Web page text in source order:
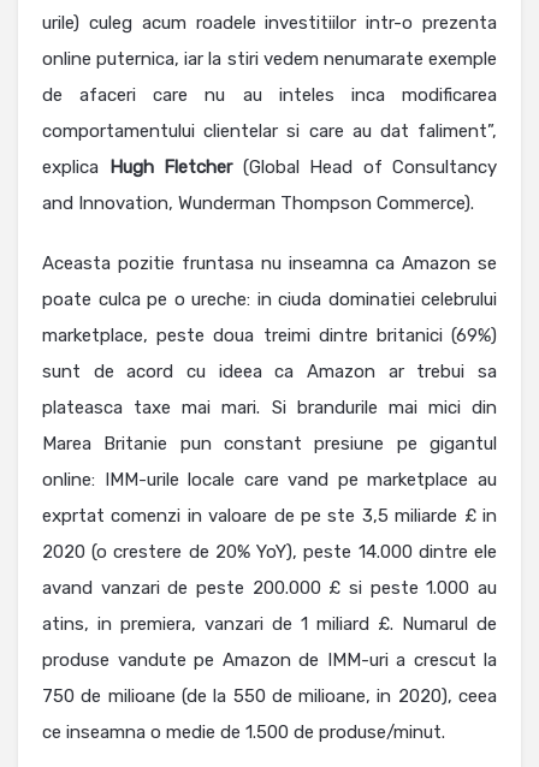
urile) culeg acum roadele investitiilor intr-o prezenta
online puternica, iar la stiri vedem nenumarate exemple
de afaceri care nu au inteles inca modificarea
comportamentului clientelar si care au dat faliment”,
explica Hugh Fletcher(Global Head of Consultancy
and Innovation, Wunderman Thompson Commerce).
Aceasta pozitie fruntasa nu inseamna ca Amazon se
poate culca pe o ureche: in ciuda dominatiei celebrului
marketplace, peste doua treimi dintre britanici (69%)
sunt de acord cu ideea ca Amazon ar trebui sa
plateasca taxe mai mari. Si brandurile mai mici din
Marea Britanie pun constant presiune pe gigantul
online: IMM-urile locale care vand pe marketplace au
exprtat comenzi in valoare de pe ste 3,5 miliarde £ in
2020 (o crestere de 20% YoY), peste 14.000 dintre ele
avand vanzari de peste 200.000 £ si peste 1.000 au
atins, in premiera, vanzari de 1 miliard £. Numarul de
produse vandute pe Amazon de IMM-uri a crescut la
750 de milioane (de la 550 de milioane, in 2020), ceea
ce inseamna o medie de 1.500 de produse/minut.